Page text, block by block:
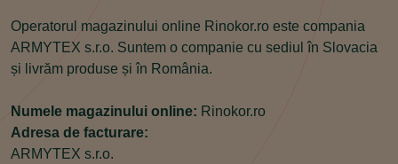
Operatorul magazinului online Rinokor.ro este compania
ARMYTEX s.r.o. Suntem o companie cu sediul în Slovacia
și livrăm produse și în România.
Numele magazinului online: Rinokor.ro
Adresa de facturare:
ARMYTEX s.r.o.